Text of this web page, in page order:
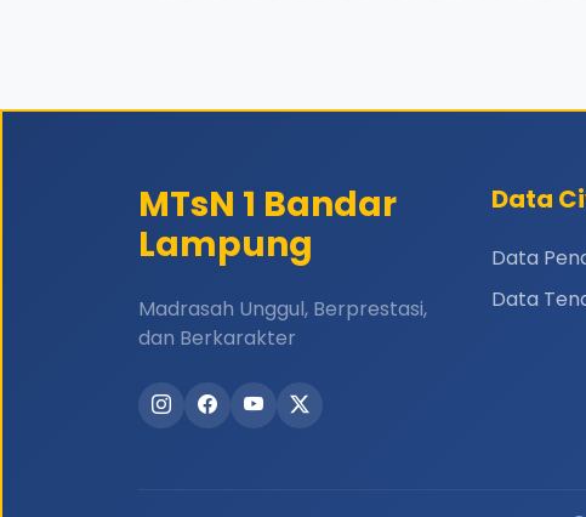
MTsN 1 Bandar
Lampung
Madrasah Unggul, Berprestasi,
dan Berkarakter
Data
Data
Data